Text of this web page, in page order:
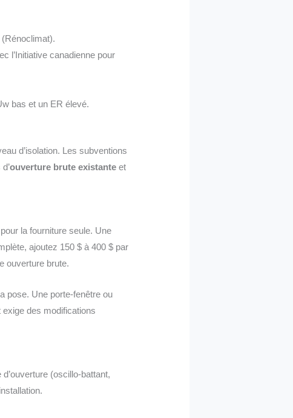
l’Initiative canadienne pour
bas et un ER élevé.
d’isolation. Les subventions
ouverture brute existante et
la fourniture seule. Une
ajoutez 150 $ à 400 $ par
ouverture brute.
pose. Une porte-fenêtre ou
exige des modifications
d’ouverture (oscillo-battant,